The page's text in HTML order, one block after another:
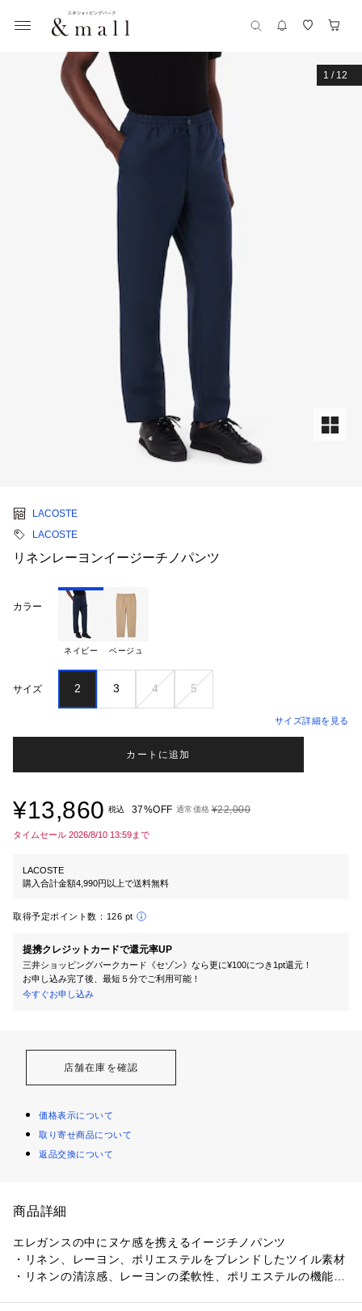
1 / 12
LACOSTE
LACOSTE
リネンレーヨンイージーチノパンツ
カラー
ネイビー ベージュ
サイズ 2 3 4 5
サイズ詳細を見る
カートに追加
¥13,860 税込 37%OFF 通常価格 ¥22,000
タイムセール 2026/8/10 13:59まで
LACOSTE
購入合計金額4,990円以上で送料無料
取得予定ポイント数： 126 pt
提携クレジットカードで還元率UP
三井ショッピングパークカード《セゾン》なら更に¥100につき1pt還元！
お申し込み完了後、最短５分でご利用可能！
今すぐお申し込み
店舗在庫を確認
価格表示について
取り寄せ商品について
返品交換について
商品詳細
エレガンスの中にヌケ感を携えるイージチノパンツ
・リネン、レーヨン、ポリエステルをブレンドしたツイル素材
・リネンの清涼感、レーヨンの柔軟性、ポリエステルの機能性